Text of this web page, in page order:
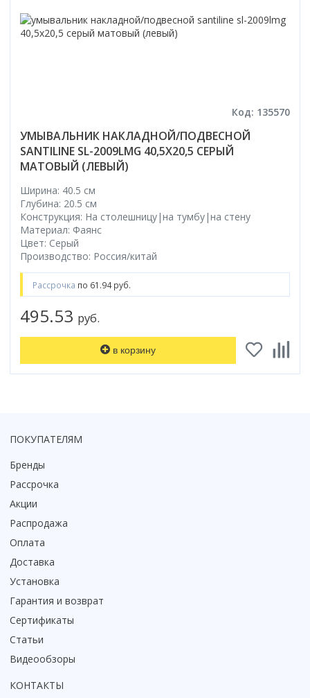
Код: 135570
УМЫВАЛЬНИК НАКЛАДНОЙ/ПОДВЕСНОЙ
SANTILINE SL-2009LMG 40,5X20,5 СЕРЫЙ
МАТОВЫЙ (ЛЕВЫЙ)
Ширина: 40.5 см
Глубина: 20.5 см
Конструкция: На столешницу|на тумбу|на стену
Материал: Фаянс
Цвет: Серый
Производство: Россия/китай
Рассрочка по 61.94 руб.
495.53 руб.
в корзину
ПОКУПАТЕЛЯМ
Бренды
Рассрочка
Акции
Распродажа
Оплата
Доставка
Установка
Гарантия и возврат
Сертификаты
Статьи
Видеообзоры
КОНТАКТЫ